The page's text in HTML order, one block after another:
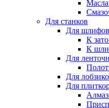
Для станков
Для
К
К
Для
Для
Для